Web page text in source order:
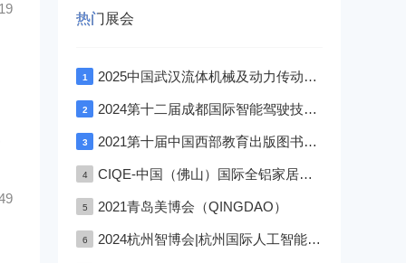
热门展会
1 2025中国武汉流体机械及动力传动博览会
2 2024第十二届成都国际智能驾驶技术展览会
3 2021第十届中国西部教育出版图书文具与校服博览会—成渝双城展
4 CIQE-中国（佛山）国际全铝家居展览会
5 2021青岛美博会（QINGDAO）
6 2024杭州智博会|杭州国际人工智能,物联网,大数据展览会